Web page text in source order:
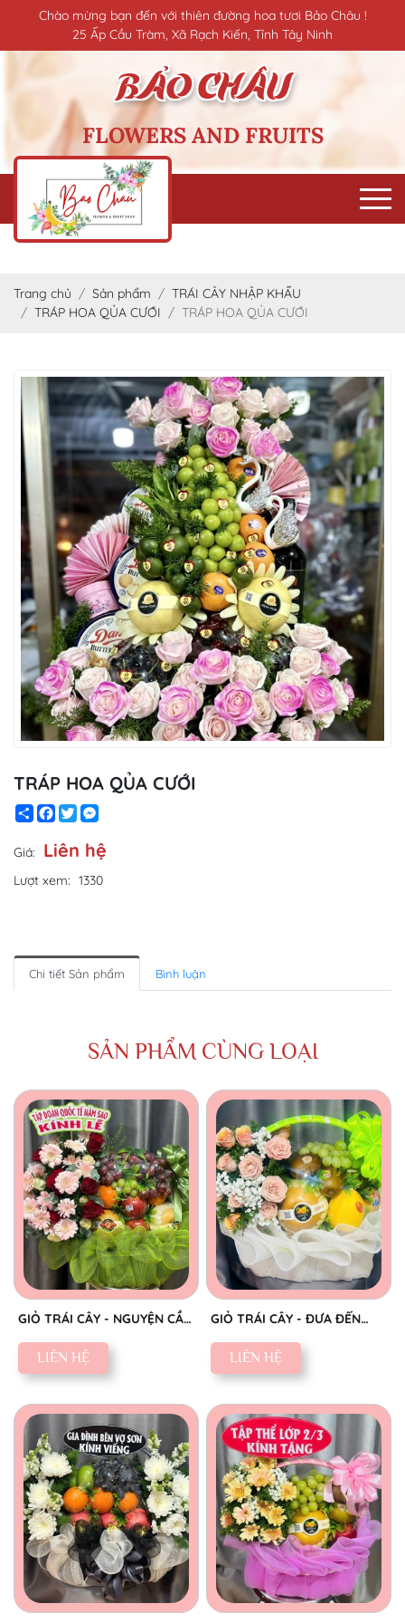
Chào mừng bạn đến với thiên đường hoa tươi Bảo Châu !
25 Ấp Cầu Tràm, Xã Rạch Kiến, Tỉnh Tây Ninh
FLOWERS AND FRUITS
Trang chủ Sản phẩm
TRÁI CÂY NHẬP KHẨU
TRÁP HOA QỦA CƯỚI
TRÁP HOA QỦA CƯỚI
TRÁP HOA QỦA CƯỚI
ShareFacebook
Twitter
Giá: Liên hệ
Lượt xem: 1330
Chi tiết Sản phẩm Bình luận
SẢN PHẨM CÙNG LOẠI
GIỎ TRÁI CÂY - NGUYỆN CẦU
AN YÊN
LIÊN HỆ
GIỎ TRÁI CÂY - ĐƯA ĐẾN
NIỀM VUI
LIÊN HỆ